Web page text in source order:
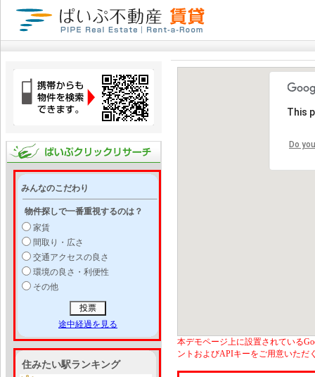
みんなのこだわり
物件探しで一番重視するのは？
家賃
間取り・広さ
交通アクセスの良さ
環境の良さ・利便性
その他
途中経過を見る
住みたい駅ランキング
This
Do
本デモページ上に設置されている
ントおよびAPIキーをご用意いただ